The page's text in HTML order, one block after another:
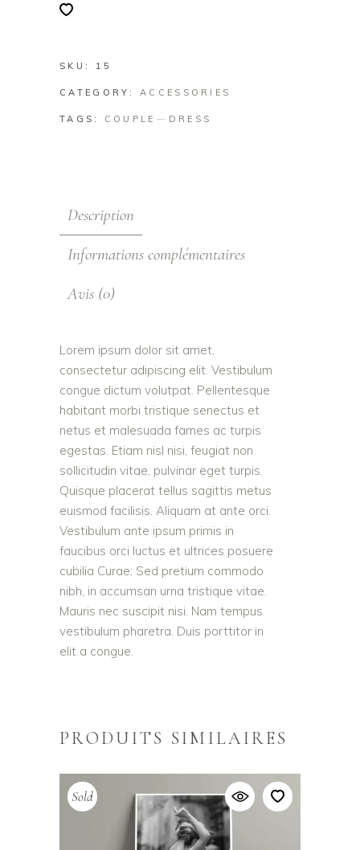
SKU: 15
CATEGORY:ACCESSORIES
TAGS: COUPLE DRESS
Description
Informations complémentaires
Avis (0)
Lorem ipsum dolor sit amet,
consectetur adipiscing elit. Vestibulum
congue dictum volutpat. Pellentesque
habitant morbi tristique senectus et
netus et malesuada fames ac turpis
egestas. Etiam nisl nisi, feugiat non
sollicitudin vitae, pulvinar eget turpis.
Quisque placerat tellus sagittis metus
euismod facilisis. Aliquam at ante orci.
Vestibulum ante ipsum primis in
faucibus orci luctus et ultrices posuere
cubilia Curae; Sed pretium commodo
nibh, in accumsan urna tristique vitae.
Mauris nec suscipit nisi. Nam tempus
vestibulum pharetra. Duis porttitor in
elit a congue.
PRODUITS SIMILAIRES
Sold